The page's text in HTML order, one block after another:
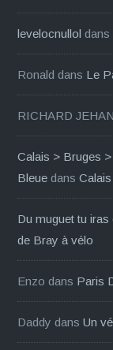
levelocnullol dans
Ronald dans Le
RICHARD JEHAN
Calais > Bruges
Bleue dans
Du muguet tu
de Bray à vélo
Enzo dans Paris
Daddy dansUn